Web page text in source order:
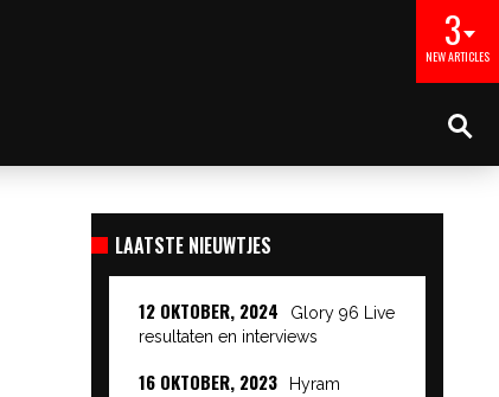
3
NEW ARTICLES
LAATSTE NIEUWTJES
12 OKTOBER, 2024
Glory 96 Live
resultaten en interviews
16 OKTOBER, 2023
Hyram